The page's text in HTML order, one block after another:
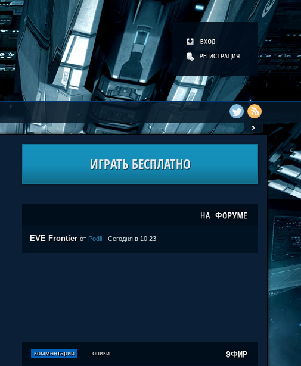
ИГРАТЬ БЕСПЛАТНО
EVE Frontier от Podli - Сегодня в 10:23
комментарии топики